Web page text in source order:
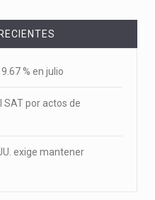
% en julio
SAT por actos de
exige mantener